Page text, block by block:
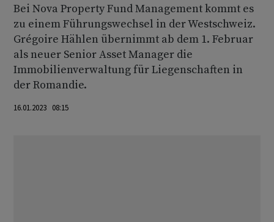
Bei Nova Property Fund Management kommt es
zu einem Führungswechsel in der Westschweiz.
Grégoire Hählen übernimmt ab dem 1. Februar
als neuer Senior Asset Manager die
Immobilienverwaltung für Liegenschaften in
der Romandie.
16.01.2023 08:15